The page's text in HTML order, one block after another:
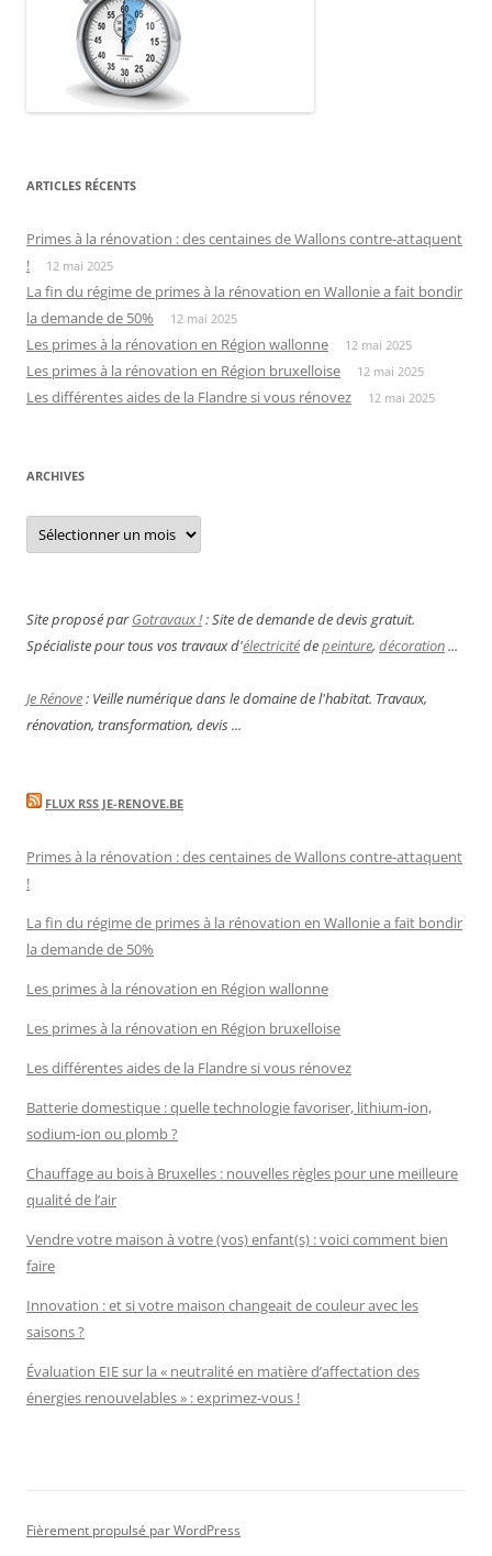
ARTICLES RÉCENTS
Primes à la rénovation : des centaines de Wallons contre-attaquent
!
12 mai 2025
La fin du régime de primes à la rénovation en Wallonie a fait bondir
la demande de 50%
12 mai 2025
Les primes à la rénovation en Région wallonne 12 mai 2025
Les primes à la rénovation en Région bruxelloise 12 mai 2025
Les différentes aides de la Flandre si vous rénovez 12 mai 2025
ARCHIVES
Archives
Site proposé parGotravaux !: Site de demande de devis gratuit.
Spécialiste pour tous vos travaux d'électricitédepeinture, décoration...
Je Rénove: Veille numérique dans le domaine de l'habitat. Travaux,
rénovation, transformation, devis ...
FLUX RSS JE-RENOVE.BE
Primes à la rénovation : des centaines de Wallons contre-attaquent
!
La fin du régime de primes à la rénovation en Wallonie a fait bondir
la demande de 50%
Les primes à la rénovation en Région wallonne
Les primes à la rénovation en Région bruxelloise
Les différentes aides de la Flandre si vous rénovez
Batterie domestique : quelle technologie favoriser, lithium-ion,
sodium-ion ou plomb ?
Chauffage au bois à Bruxelles : nouvelles règles pour une meilleure
qualité de l’air
Vendre votre maison à votre (vos) enfant(s) : voici comment bien
faire
Innovation : et si votre maison changeait de couleur avec les
saisons ?
Évaluation EIE sur la « neutralité en matière d’affectation des
énergies renouvelables » : exprimez-vous !
Fièrement propulsé par WordPress